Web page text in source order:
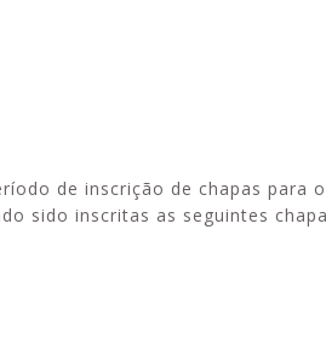
de inscrição de chapas para
sido inscritas as seguintes
movimento:
treinos esportivos
pela Apcef/SP
Alerta: